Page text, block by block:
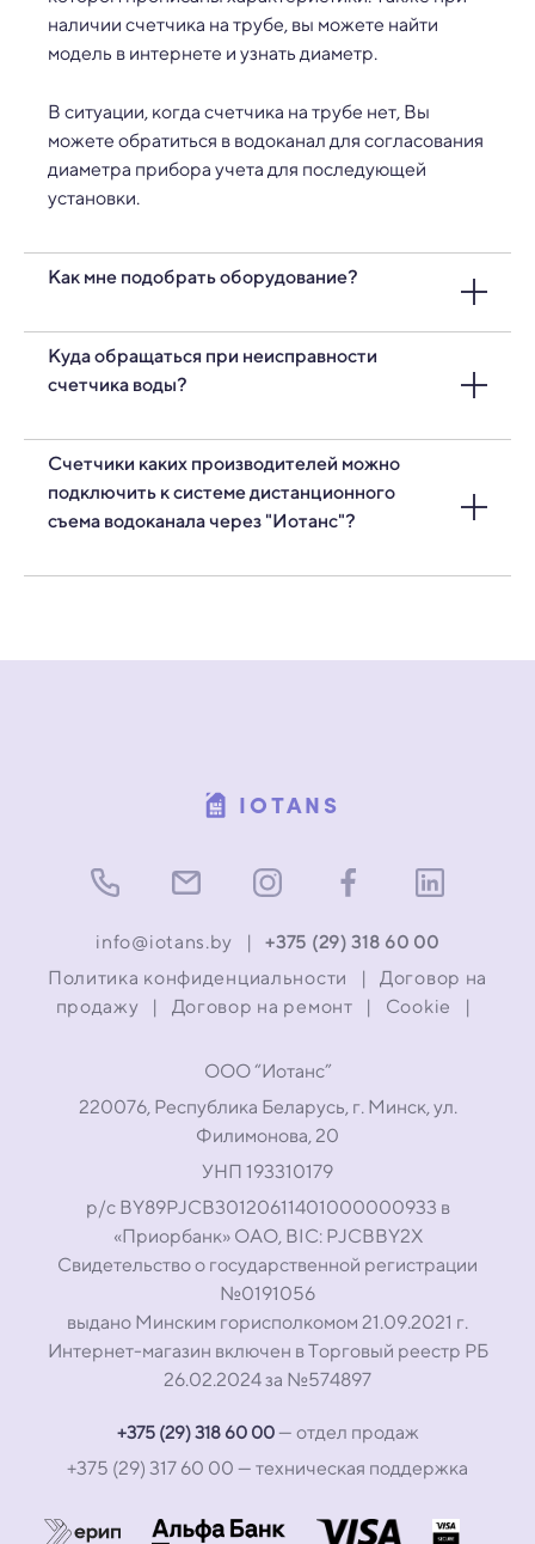
наличии счетчика на трубе, вы можете найти
модель в интернете и узнать диаметр.
В ситуации, когда счетчика на трубе нет, Вы
можете обратиться в водоканал для согласования
диаметра прибора учета для последующей
установки.
Как мне подобрать оборудование?
Мы не рекомендуем самостоятельно заниматься
подбором необходимого оборудования. Для того,
оборудования, предлагаем связаться с нашими
специалистами по номеру+375 (29) 318 60 00
бесплатно проконсультируем и поможем “под
ключ” решить проблему в кратчайшие сроки.
Куда обращаться при неисправности
счетчика воды?
При неисправности счетчика необходимо
Компания “Иотанс” является дистрибьютором.
Счетчики каких производителей можно
подключить к системе дистанционного
съема водоканала через "Иотанс"?
ООО “Иотанс”
220076, Республика Беларусь, г. Минск, ул.
Филимонова, 20
УНП 193310179
р/с BY89PJCB30120611401000000933 в
«Приорбанк» ОАО, BIC: PJCBBY2X
Свидетельство о государственной регистрации
№0191056
выдано Минским горисполкомом 21.09.2021 г.
Интернет-магазин включен в Торговый реестр РБ
26.02.2024 за №574897
+375 (29) 318 60 00— отдел продаж
+375 (29) 317 60 00 — техническая поддержка
IOTANS
info@iotans.by | +375 (29) 318 60 00
Политика конфиденциальности |
Договор на
продажу
| Договор на ремонт | Cookie |